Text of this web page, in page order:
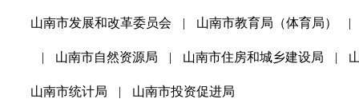
山南市发展和改革委员会 | 山南市教育局（体育局） |
| 山南市自然资源局 | 山南市住房和城乡建设局 |
山南市统计局 | 山南市投资促进局